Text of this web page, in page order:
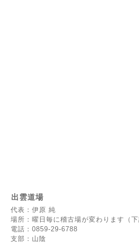
出雲道場
代表：伊原 純
場所：曜日毎に稽古場が変わります（下
電話：0859-29-6788
支部：山陰